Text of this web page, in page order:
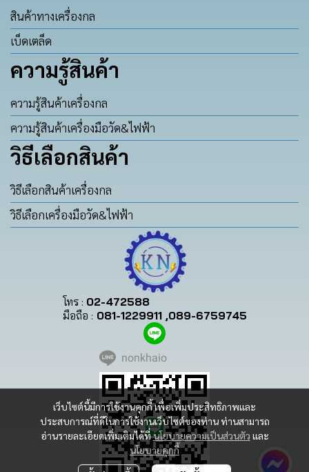
เว็บไซต์นี้มีการใช้งานคุกกี้ เพื่อเพิ่มประสิทธิภาพและ
ประสบการณ์ที่ดีในการใช้งานเว็บไซต์ของท่าน ท่านสามารถ
อ่านรายละเอียดเพิ่มเติมได้ที่นโยบายความเป็นส่วนตัว และ
นโยบายคุกกี้
สินค้าทางเครื่องกล
เบ็ดเตล็ด
ความรู้สินค้า
ความรู้สินค้าเครื่องกล
ความรู้สินค้าเครื่องมือวัด&ไฟฟ้า
วิธีเลือกสินค้า
วิธีเลือกสินค้าเครื่องกล
วิธีเลือกเครื่องมือวัด&ไฟฟ้า
โทร : 02-472588
มือถือ : 081-1229911 ,089-6759745
nonkhaio